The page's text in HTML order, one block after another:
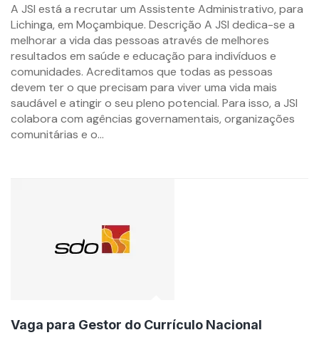
By
mzemprego.com
A JSI está a recrutar um Assistente Administrativo, para
Lichinga, em Moçambique. Descrição A JSI dedica-se a
melhorar a vida das pessoas através de melhores
resultados em saúde e educação para indivíduos e
comunidades. Acreditamos que todas as pessoas
devem ter o que precisam para viver uma vida mais
saudável e atingir o seu pleno potencial. Para isso, a JSI
colabora com agências governamentais, organizações
comunitárias e o...
Vaga para Gestor do Currículo Nacional